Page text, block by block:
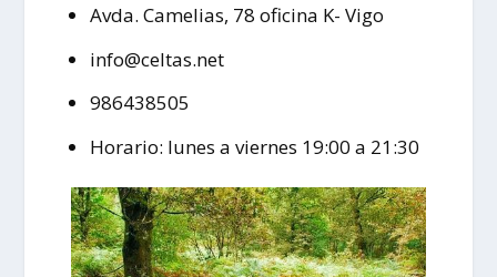
Avda. Camelias, 78 oficina K- Vigo
info@celtas.net
986438505
Horario: lunes a viernes 19:00 a 21:30